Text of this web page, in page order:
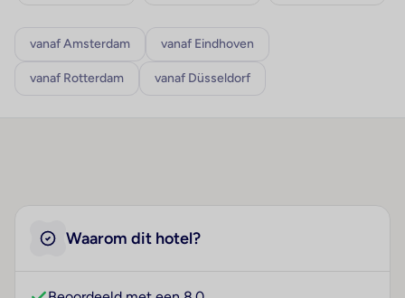
vanaf Amsterdam vanaf Eindhoven
vanaf Rotterdam vanaf Düsseldorf
Waarom dit hotel?